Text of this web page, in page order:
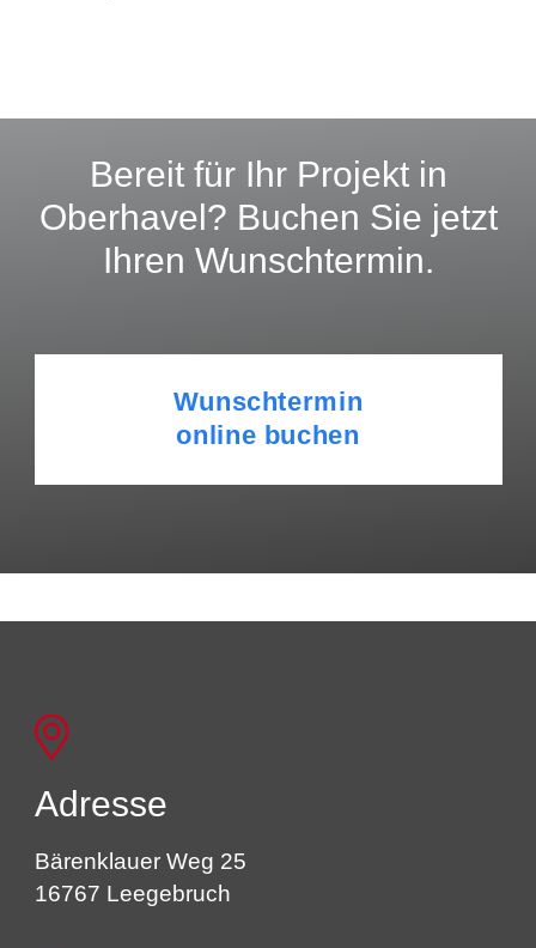
Bereit für Ihr Projekt in
Oberhavel? Buchen Sie jetzt
Ihren Wunschtermin.
Wunschtermin
online buchen
Adresse
Bärenklauer Weg 25
16767 Leegebruch